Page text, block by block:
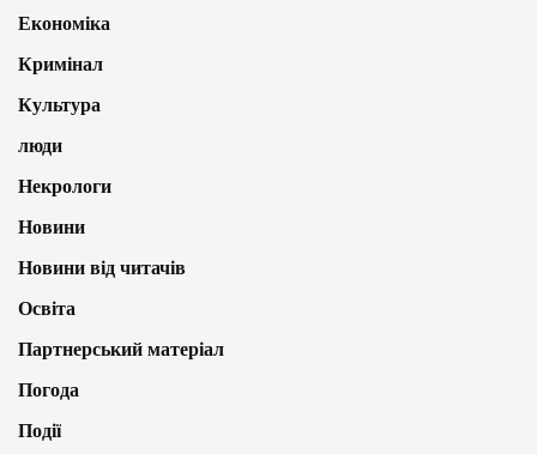
Економіка
Кримінал
Культура
люди
Некрологи
Новини
Новини від читачів
Освіта
Партнерський матеріал
Погода
Події